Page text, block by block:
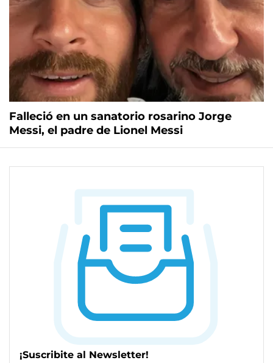
Falleció en un sanatorio rosarino Jorge
Messi, el padre de Lionel Messi
¡Suscribite al Newsletter!